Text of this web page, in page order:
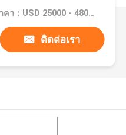
ราคา：USD 25000 - 48000/set
ติดต่อเรา